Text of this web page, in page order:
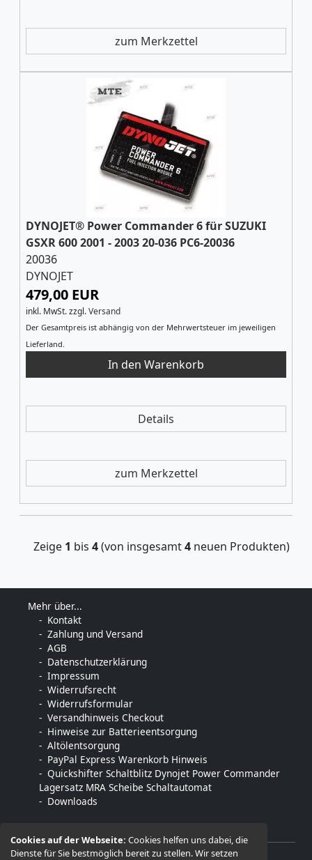
Cookies auf der Webseite:Cookies helfen uns dabei, die
Dienste für Sie bestmöglich bereit zu stellen. Wir setzen
zum Merkzettel
DYNOJET® Power Commander 6 für SUZUKI
GSXR 600 2001 - 2003 20-036 PC6-20036
20036
DYNOJET
479,00 EUR
inkl. MwSt.zzgl.Versand
Der Gesamtpreis ist abhängig von der Mehrwertsteuer im jeweiligen
Lieferland.
Details
zum Merkzettel
Zeige 1 bis 4(von insgesamt4 neuen Produkten)
Mehr über...
Kontakt
Zahlung und Versand
AGB
Datenschutzerklärung
Impressum
Widerrufsrecht
Widerrufsformular
Versandhinweis Checkout
Hinweise zur Batterieentsorgung
Altölentsorgung
PayPal Express Warenkorb Hinweis
Quickshifter Schaltblitz Dynojet Power Commander
Lagersatz MRA Scheibe Schaltautomat
Downloads